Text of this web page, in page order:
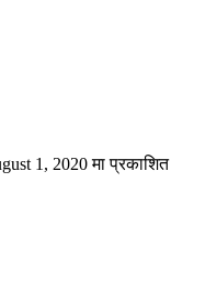
1, 2020मा प्रकाशित